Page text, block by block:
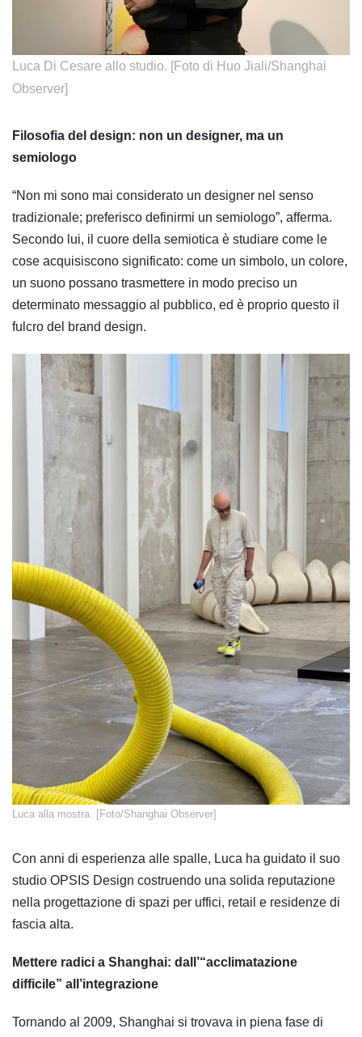
​​Luca Di Cesare allo studio. [Foto di Huo Jiali/Shanghai
Observer]
Filosofia del design: non un designer, ma un
semiologo
“Non mi sono mai considerato un designer nel senso
tradizionale; preferisco definirmi un semiologo”, afferma.
Secondo lui, il cuore della semiotica è studiare come le
cose acquisiscono significato: come un simbolo, un colore,
un suono possano trasmettere in modo preciso un
determinato messaggio al pubblico, ed è proprio questo il
fulcro del brand design.
​Luca alla mostra. [Foto/Shanghai Observer]
Con anni di esperienza alle spalle, Luca ha guidato il suo
studio OPSIS Design costruendo una solida reputazione
nella progettazione di spazi per uffici, retail e residenze di
fascia alta.
Mettere radici a Shanghai: dall’“acclimatazione
difficile” all’integrazione
Tornando al 2009, Shanghai si trovava in piena fase di